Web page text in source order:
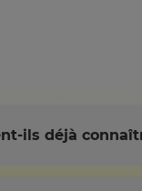
ils déjà